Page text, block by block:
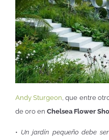
Andy Sturgeon , que entre
de oro en Chelsea Flower
• Un jardín pequeño debe